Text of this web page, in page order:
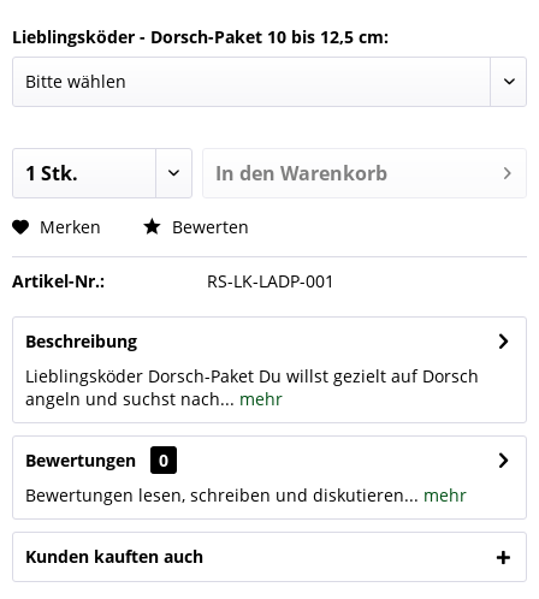
Lieblingsköder - Dorsch-Paket 10 bis 12,5 cm:
In den Warenkorb
Merken Bewerten
Artikel-Nr.: RS-LK-LADP-001
Beschreibung
Lieblingsköder Dorsch-Paket Du willst gezielt auf Dorsch
angeln und suchst nach... mehr
Bewertungen
0
Bewertungen lesen, schreiben und diskutieren... mehr
Kunden kauften auch